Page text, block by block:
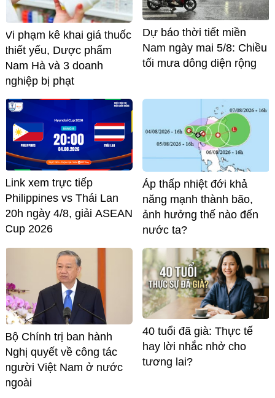
Vi phạm kê khai giá thuốc
thiết yếu, Dược phẩm
Nam Hà và 3 doanh
nghiệp bị phạt
Dự báo thời tiết miền
Nam ngày mai 5/8: Chiều
tối mưa dông diện rộng
Link xem trực tiếp
Philippines vs Thái Lan
20h ngày 4/8, giải ASEAN
Cup 2026
Áp thấp nhiệt đới khả
năng mạnh thành bão,
ảnh hưởng thế nào đến
nước ta?
Bộ Chính trị ban hành
Nghị quyết về công tác
người Việt Nam ở nước
ngoài
40 tuổi đã già: Thực tế
hay lời nhắc nhở cho
tương lai?